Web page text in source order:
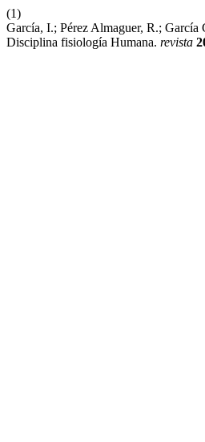
(1)
García, I.; Pérez Almaguer, R.;
Disciplina fisiología Humana. revista